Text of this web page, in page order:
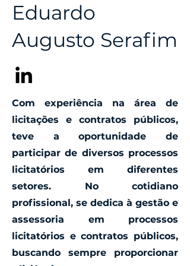
Eduardo
Augusto Serafim
Com experiência na área de
licitações e contratos públicos,
teve a oportunidade de
participar de diversos processos
licitatórios em diferentes
setores. No cotidiano
profissional, se dedica à gestão e
assessoria em processos
licitatórios e contratos públicos,
buscando sempre proporcionar